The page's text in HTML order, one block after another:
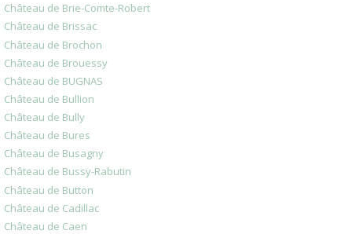
Château de Brie-Comte-Robert
Château de Brissac
Château de Brochon
Château de Brouessy
Château de BUGNAS
Château de Bullion
Château de Bully
Château de Bures
Château de Busagny
Château de Bussy-Rabutin
Château de Button
Château de Cadillac
Château de Caen